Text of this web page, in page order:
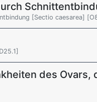
[Sectio caesarea]
des Ovars,